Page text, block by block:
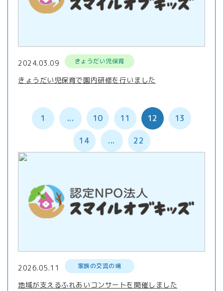
2024.03.09 きょうだい児保育
きょうだい児保育で園内研修を行いました
1 ... 10 11 12 13
14 ... 22
2026.05.11 家族の交流の場
地域が支えるふれあいコンサートを開催しました